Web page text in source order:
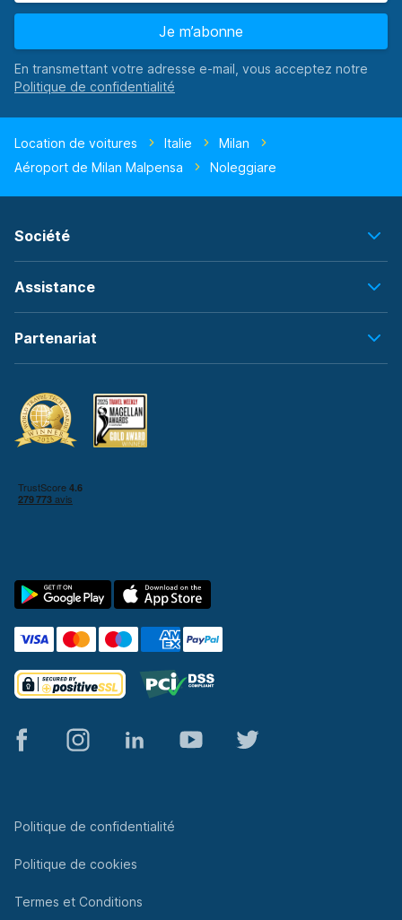
Je m’abonne
En transmettant votre adresse e-mail, vous acceptez notre
Location de voitures Italie
Milan
Aéroport de Milan Malpensa
Noleggiare
Société
Assistance
Partenariat